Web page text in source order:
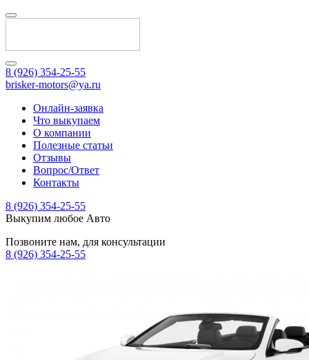
8 (926) 354-25-55
brisker-motors@ya.ru
Онлайн-заявка
Что выкупаем
О компании
Полезные статьи
Отзывы
Вопрос/Ответ
Контакты
8 (926) 354-25-55
Выкупим любое Авто
Позвоните нам, для консультации
8 (926) 354-25-55